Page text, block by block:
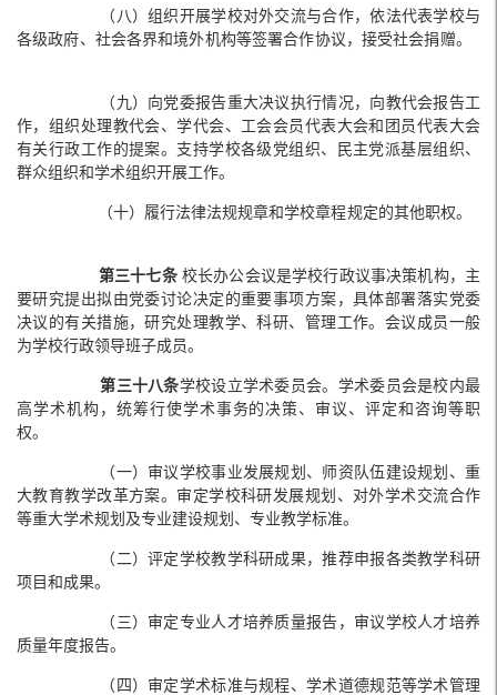
（八）组织开展学校对外交流与合作，依法代表学校与
各级政府、社会各界和境外机构等签署合作协议，接受社会捐赠。
（九）向党委报告重大决议执行情况，向教代会报告工
作，组织处理教代会、学代会、工会会员代表大会和团员代表大会
有关行政工作的提案。支持学校各级党组织、民主党派基层组织、
群众组织和学术组织开展工作。
（十）履行法律法规规章和学校章程规定的其他职权。
第三十七条校长办公会议是学校行政议事决策机构，主
要研究提出拟由党委讨论决定的重要事项方案，具体部署落实党委
决议的有关措施，研究处理教学、科研、管理工作。会议成员一般
为学校行政领导班子成员。
第三十八条学校设立学术委员会。学术委员会是校内最
高学术机构，统筹行使学术事务的决策、审议、评定和咨询等职
权。
（一）审议学校事业发展规划、师资队伍建设规划、重
大教育教学改革方案。审定学校科研发展规划、对外学术交流合作
等重大学术规划及专业建设规划、专业教学标准。
（二）评定学校教学科研成果，推荐申报各类教学科研
项目和成果。
（三）审定专业人才培养质量报告，审议学校人才培养
质量年度报告。
（四）审定学术标准与规程、学术道德规范等学术管理